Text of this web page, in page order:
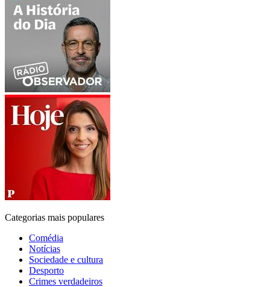
Categorias mais populares
Comédia
Notícias
Sociedade e cultura
Desporto
Crimes verdadeiros